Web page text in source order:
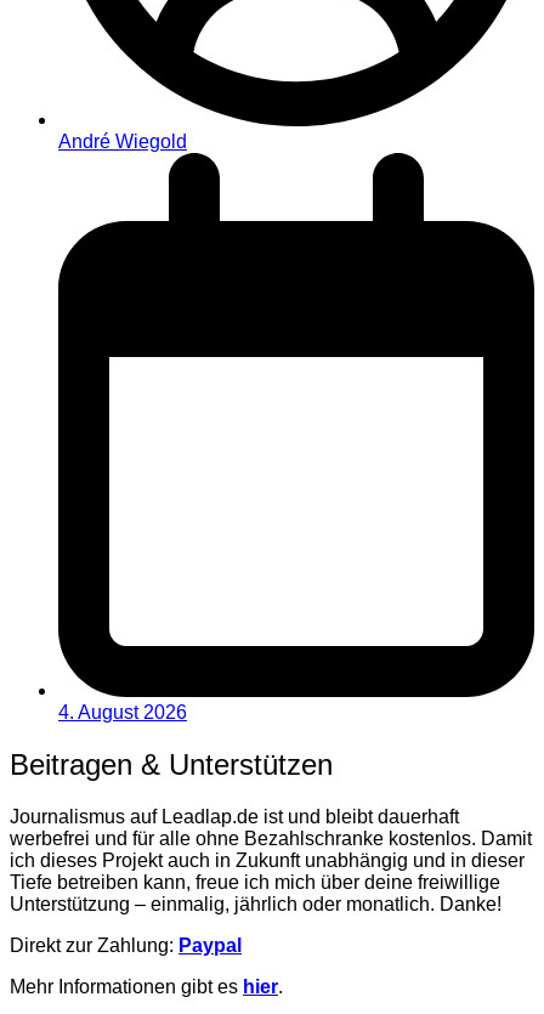
André Wiegold
4. August 2026
Beitragen & Unterstützen
Journalismus auf Leadlap.de ist und bleibt dauerhaft
werbefrei und für alle ohne Bezahlschranke kostenlos. Damit
ich dieses Projekt auch in Zukunft unabhängig und in dieser
Tiefe betreiben kann, freue ich mich über deine freiwillige
Unterstützung – einmalig, jährlich oder monatlich. Danke!
Direkt zur Zahlung: Paypal
Mehr Informationen gibt es hier.